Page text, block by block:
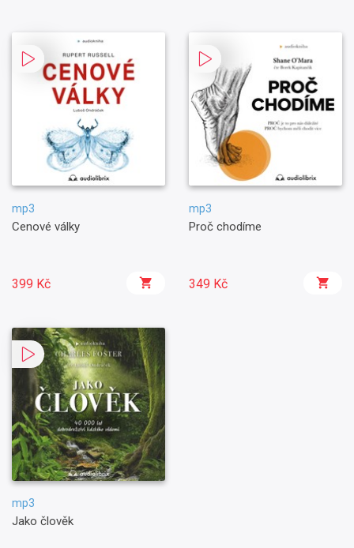
mp3
Cenové války
399 Kč
mp3
Proč chodíme
349 Kč
mp3
Jako člověk